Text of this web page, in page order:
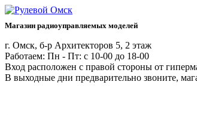
Магазин радиоуправляемых моделей
г. Омск, б-р Архитекторов 5, 2 этаж
Работаем: Пн - Пт: c 10-00 до 18-00
Вход расположен с правой стороны от
В выходные дни предварительно звоните,